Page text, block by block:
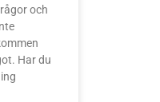
och
Har du